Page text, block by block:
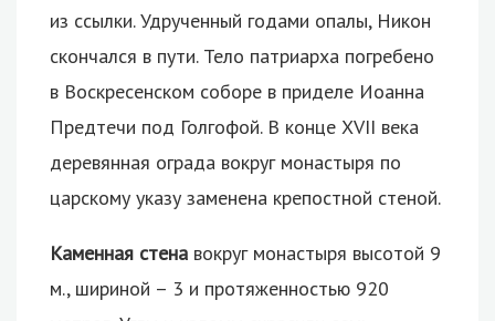
из ссылки. Удрученный годами опалы, Никон
скончался в пути. Тело патриарха погребено
в Воскресенском соборе в приделе Иоанна
Предтечи под Голгофой. В конце XVII века
деревянная ограда вокруг монастыря по
царскому указу заменена крепостной стеной.
Каменная стена вокруг монастыря высотой 9
м., шириной – 3 и протяженностью 920